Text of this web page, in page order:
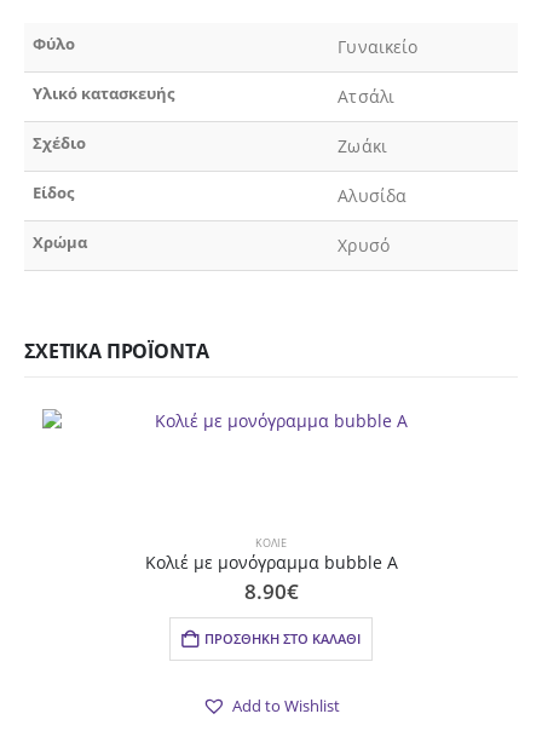
Φύλο Γυναικείο
Υλικό κατασκευής Ατσάλι
Σχέδιο Ζωάκι
Είδος Αλυσίδα
Χρώμα Χρυσό
ΣΧΕΤΙΚΆ ΠΡΟΪΌΝΤΑ
ΚΟΛΙΈ
Κολιέ με μονόγραμμα bubble Α
8.90€
ΠΡΟΣΘΉΚΗ ΣΤΟ ΚΑΛΆΘΙ
Add to Wishlist